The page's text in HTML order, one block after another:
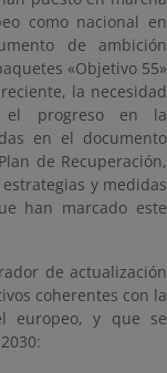
como nacional en
de ambición
«Objetivo 55»
la necesidad
el progreso en la
en el documento
de Recuperación,
y medidas
han marcado este
de actualización
coherentes con la
europeo, y que se